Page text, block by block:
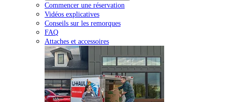
Commencer une réservation
Vidéos explicatives
Conseils sur les remorques
FAQ
Attaches et accessoires